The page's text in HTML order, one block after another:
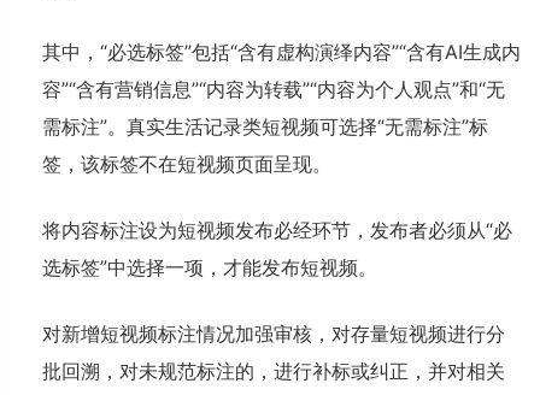
其中，“必选标签”包括“含有虚构演绎内容”“含有AI生成内
容”“含有营销信息”“内容为转载”“内容为个人观点”和“无
需标注”。真实生活记录类短视频可选择“无需标注”标
签，该标签不在短视频页面呈现。
将内容标注设为短视频发布必经环节，发布者必须从“必
选标签”中选择一项，才能发布短视频。
对新增短视频标注情况加强审核，对存量短视频进行分
批回溯，对未规范标注的，进行补标或纠正，并对相关